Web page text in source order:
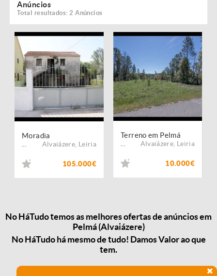
Anúncios
Total resultados: 2 Anúncios
Moradia
Alvaiázere Leiria
105.000€
Terreno em Pelmá
Alvaiázere Leiria
10.000€
No HáTudo temos as melhores ofertas de anúncios em
Pelmá (Alvaiázere)
No HáTudo há mesmo de tudo! Damos Valor ao que
tem.